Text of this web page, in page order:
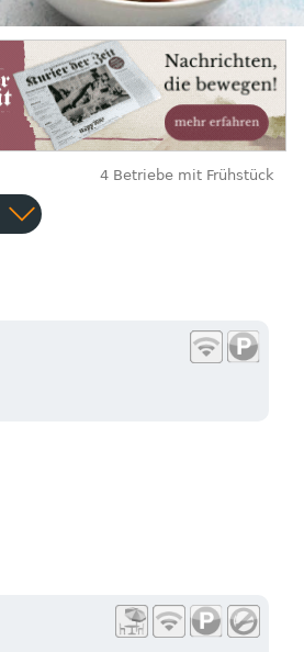
4 Betriebe mit Frühstück